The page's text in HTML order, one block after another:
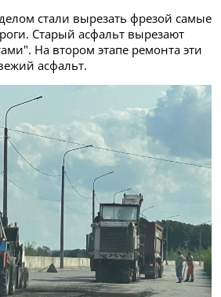
стали вырезать фрезой самые
Старый асфальт вырезают
На втором этапе ремонта эти
асфальт.